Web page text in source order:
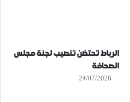
الرباط تحتضن تنصيب لجنة مجلس
الصحافة
24/07/2026